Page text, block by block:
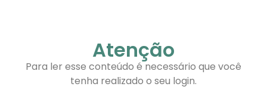
Atenção
Para ler esse conteúdo é necessário que você
tenha realizado o seu login.